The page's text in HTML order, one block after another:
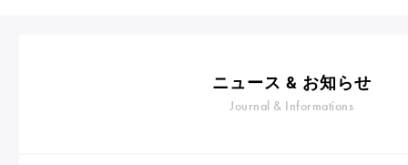
ニュース & お知らせ
Journal & Informations